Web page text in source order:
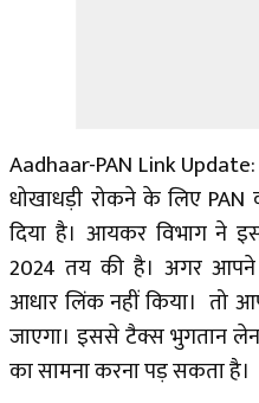
Aadhaar-PAN Link Update:
धोखाधड़ी रोकने के लिए PAN
दिया है। आयकर विभाग ने
2024 तय की है। अगर
आधार लिंक नहीं किया। तो
जाएगा। इससे टैक्स भुगतान
का सामना करना पड़ सकता है।